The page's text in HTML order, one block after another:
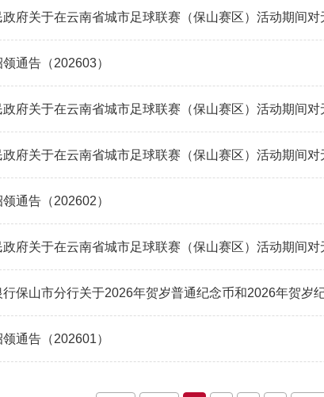
府关于在云南省城市足球联赛（保山赛区）活动期间
通告（202603）
府关于在云南省城市足球联赛（保山赛区）活动期间
府关于在云南省城市足球联赛（保山赛区）活动期间
通告（202602）
府关于在云南省城市足球联赛（保山赛区）活动期间
行保山市分行关于2026年贺岁普通纪念币和2026年贺岁
通告（202601）